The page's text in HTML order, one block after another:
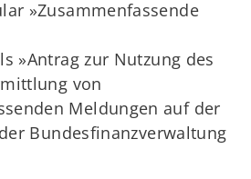
»Zusammenfassende
»Antrag zur Nutzung des
von
Meldungen auf der
Bundesfinanzverwaltung